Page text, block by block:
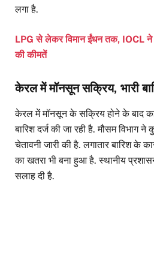
लगा है.
LPG से लेकर विमान ईंधन तक, IOCL ने
की कीमतें
केरल में मॉनसून सक्रिय, भारी
केरल में मॉनसून के सक्रिय होने के बाद कई
बारिश दर्ज की जा रही है. मौसम विभाग
चेतावनी जारी की है. लगातार बारिश
का खतरा भी बना हुआ है. स्थानीय
सलाह दी है.